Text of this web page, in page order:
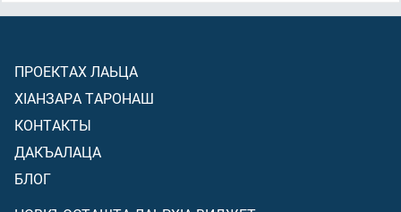
ПРОЕКТАХ ЛАЬЦА
ХIАНЗАРА ТАРОНАШ
КОНТАКТЫ
ДАКЪАЛАЦА
БЛОГ